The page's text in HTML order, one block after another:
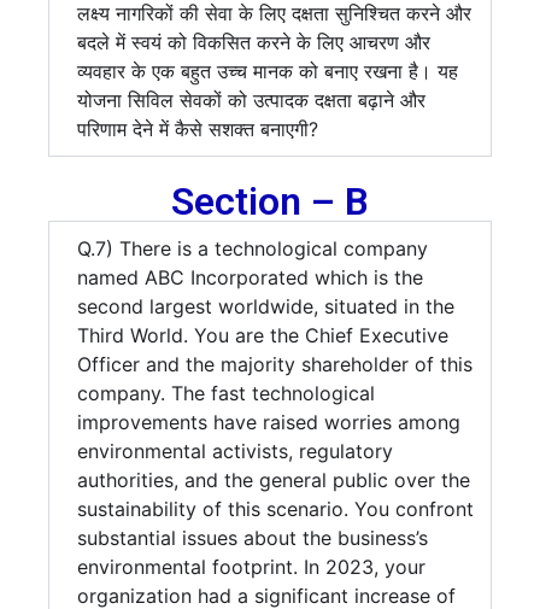
लक्ष्य नागरिकों की सेवा के लिए दक्षता सुनिश्चित करने और
बदले में स्वयं को विकसित करने के लिए आचरण और
व्यवहार के एक बहुत उच्च मानक को बनाए रखना है। यह
योजना सिविल सेवकों को उत्पादक दक्षता बढ़ाने और
परिणाम देने में कैसे सशक्त बनाएगी?
Section – B
Q.7) There is a technological company
named ABC Incorporated which is the
second largest worldwide, situated in the
Third World. You are the Chief Executive
Officer and the majority shareholder of this
company. The fast technological
improvements have raised worries among
environmental activists, regulatory
authorities, and the general public over the
sustainability of this scenario. You confront
substantial issues about the business’s
environmental footprint. In 2023, your
organization had a significant increase of